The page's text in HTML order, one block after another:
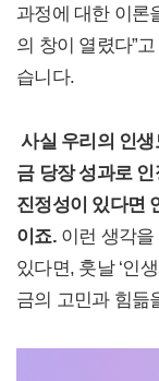
과정에 대한 이론
의 창이 열렸다”
습니다.
사실 우리의 인
금 당장 성과로
진정성이 있다면
이죠.이런 생각을
있다면, 훗날 ‘인
금의 고민과 힘듦